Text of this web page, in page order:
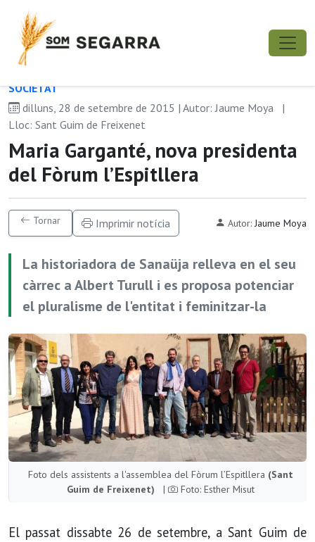
SOCIETAT
dilluns, 28 de setembre de 2015 | Autor: Jaume Moya
|
Lloc: Sant Guim de Freixenet
Maria Garganté, nova presidenta
del Fòrum l’Espitllera
Tornar Imprimir notícia Autor: Jaume Moya
La historiadora de Sanaüja relleva en el seu
càrrec a Albert Turull i es proposa potenciar
el pluralisme de l'entitat i feminitzar-la
Foto dels assistents a l'assemblea del Fòrum l’Espitllera (Sant
Guim de Freixenet)
| Foto: Esther Misut
El passat dissabte 26 de setembre, a Sant Guim de